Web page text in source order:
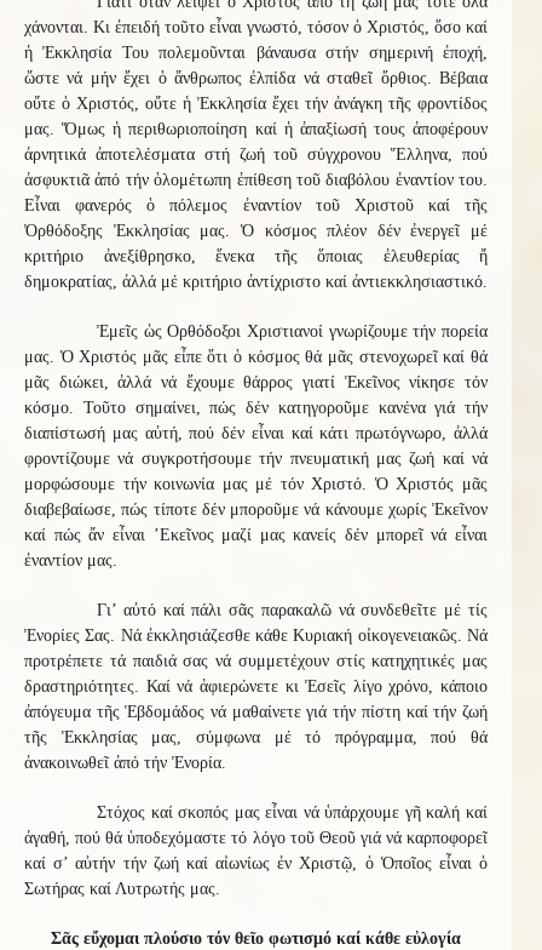
χάνονται. Κι ἐπειδή τοῦτο εἶναι γνωστό, τόσον ὁ Χριστός, ὅσο καί
ἡ Ἐκκλησία Του πολεμοῦνται βάναυσα στήν σημερινή ἐποχή,
ὥστε νά μήν ἔχει ὁ ἄνθρωπος ἐλπίδα νά σταθεῖ ὄρθιος. Βέβαια
οὔτε ὁ Χριστός, οὔτε ἡ Ἐκκλησία ἔχει τήν ἀνάγκη τῆς φροντίδος
μας. Ὅμως ἡ περιθωριοποίηση καί ἡ ἀπαξίωσή τους ἀποφέρουν
ἀρνητικά ἀποτελέσματα στή ζωή τοῦ σύγχρονου Ἕλληνα, πού
ἀσφυκτιᾶ ἀπό τήν ὁλομέτωπη ἐπίθεση τοῦ διαβόλου ἐναντίον του.
Εἶναι φανερός ὁ πόλεμος ἐναντίον τοῦ Χριστοῦ καί τῆς
Ὀρθόδοξης Ἐκκλησίας μας. Ὁ κόσμος πλέον δέν ἐνεργεῖ μέ
κριτήριο ἀνεξίθρησκο, ἕνεκα τῆς ὅποιας ἐλευθερίας ἤ
δημοκρατίας, ἀλλά μέ κριτήριο ἀντίχριστο καί ἀντιεκκλησιαστικό.
Ἐμεῖς ὡς Ορθόδοξοι Χριστιανοί γνωρίζουμε τήν πορεία
μας. Ὁ Χριστός μᾶς εἶπε ὅτι ὁ κόσμος θά μᾶς στενοχωρεῖ καί θά
μᾶς διώκει, ἀλλά νά ἔχουμε θάρρος γιατί Ἐκεῖνος νίκησε τόν
κόσμο. Τοῦτο σημαίνει, πώς δέν κατηγοροῦμε κανένα γιά τήν
διαπίστωσή μας αὐτή, πού δέν εἶναι καί κάτι πρωτόγνωρο, ἀλλά
φροντίζουμε νά συγκροτήσουμε τήν πνευματική μας ζωή καί νά
μορφώσουμε τήν κοινωνία μας μέ τόν Χριστό. Ὁ Χριστός μᾶς
διαβεβαίωσε, πώς τίποτε δέν μποροῦμε νά κάνουμε χωρίς Ἐκεῖνον
καί πώς ἄν εἶναι ’Εκεῖνος μαζί μας κανείς δέν μπορεῖ νά εἶναι
ἐναντίον μας.
Γι’ αὐτό καί πάλι σᾶς παρακαλῶ νά συνδεθεῖτε μέ τίς
Ἐνορίες Σας. Νά ἐκκλησιάζεσθε κάθε Κυριακή οἰκογενειακῶς. Νά
προτρέπετε τά παιδιά σας νά συμμετέχουν στίς κατηχητικές μας
δραστηριότητες. Καί νά ἀφιερώνετε κι Ἐσεῖς λίγο χρόνο, κάποιο
ἀπόγευμα τῆς Ἑβδομάδος νά μαθαίνετε γιά τήν πίστη καί τήν ζωή
τῆς Ἐκκλησίας μας, σύμφωνα μέ τό πρόγραμμα, πού θά
ἀνακοινωθεῖ ἀπό τήν Ἐνορία.
Στόχος καί σκοπός μας εἶναι νά ὑπάρχουμε γῆ καλή καί
ἀγαθή, πού θά ὑποδεχόμαστε τό λόγο τοῦ Θεοῦ γιά νά καρποφορεῖ
καί σ’ αὐτήν τήν ζωή καί αἰωνίως ἐν Χριστῷ, ὁ Ὁποῖος εἶναι ὁ
Σωτήρας καί Λυτρωτής μας.
Σᾶς εὔχομαι πλούσιο τόν θεῖο φωτισμό καί κάθε εὐλογία